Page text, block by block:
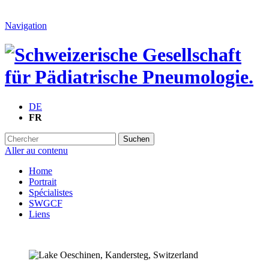
Navigation
DE
FR
Suchen
Aller au contenu
Home
Portrait
Spécialistes
SWGCF
Liens